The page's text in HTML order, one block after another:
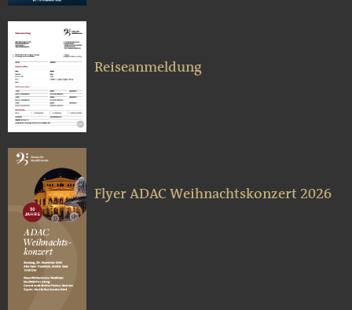
Reiseanmeldung
Flyer ADAC Weihnachtskonzert 2026